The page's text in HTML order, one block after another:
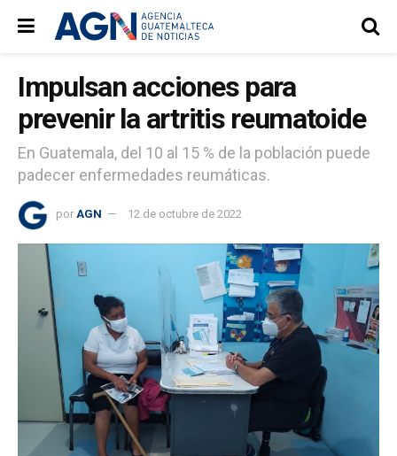
Impulsan acciones para
prevenir la artritis reumatoide
En Guatemala, del 10 al 15 % de la población puede
padecer enfermedades reumáticas.
por AGN 12 de octubre de 2022